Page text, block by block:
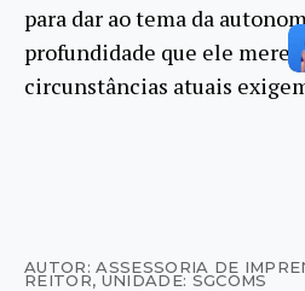
para dar ao tema da
profundidade que ele
circunstâncias atuais
AUTOR: ASSESSORIA DE
REITOR,UNIDADE: SGCOMS